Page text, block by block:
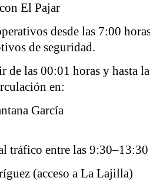
El Pajar
desde las 7:00
de seguridad.
de las 00:01 horas y hasta
en:
García
tráfico entre las
(acceso a La Lajilla)